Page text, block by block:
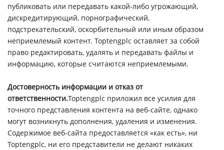
публиковать или передавать какой-либо угрожающий,
дискредитирующий, порнографический,
подстрекательский, оскорбительный или иным образом
неприемлемый контент. Toptengplc оставляет за собой
право редактировать, удалять и передавать файлы и
информацию, которые считаются неприемлемыми.
Достоверность информации и отказ от
ответственности.Toptengplc приложил все усилия для
точного представления контента на веб-сайте, однако
могут возникнуть дополнения, удаления и изменения.
Содержимое веб-сайта предоставляется «как есть», ни
Toptengplc, ни его представители не делают никаких